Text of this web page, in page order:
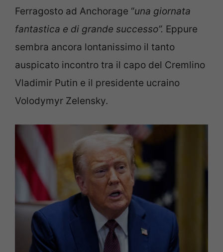
Ferragosto ad Anchorage “una giornata
fantastica e di grande successo”. Eppure
sembra ancora lontanissimo il tanto
auspicato incontro tra il capo del Cremlino
Vladimir Putin e il presidente ucraino
Volodymyr Zelensky.